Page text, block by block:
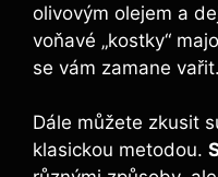
olivovým olejem a
voňavé „kostky“
se vám zamane vařit.
Dále můžete zkusit
klasickou metodou.